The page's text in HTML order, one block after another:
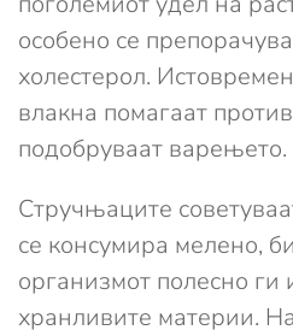
особено се
холестерол.
влакна помагаат
подобруваат варењето.
Стручњаците
се консумира мелено,
организмот полесно ги
хранливите материи.